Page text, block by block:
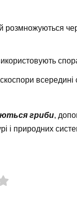
розмножуються
всередині
гриби,
і природних